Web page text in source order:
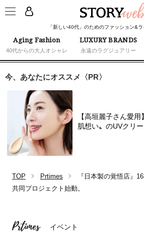
「新しい40代」のためのファッション&
Aging Fashion
40代からの大人オシャレ
LUXURY BRANDS
永遠のラグジュアリー
今、あなたにオススメ〈PR〉
【高垣麗子さん愛
肌想い〟のUVクリ
TOP Prtimes
『日本製の覚悟店』
共同プロジェクト始動。
Prtimes イベント